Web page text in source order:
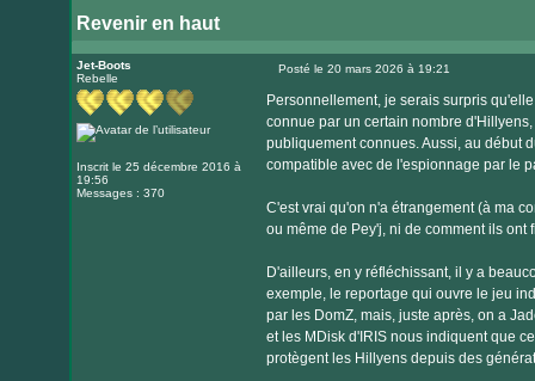
Revenir en haut
Jet-Boots
Rebelle
Inscrit le 25 décembre 2016 à
19:56
Messages : 370
Posté le 20 mars 2026 à 19:21
Personnellement, je serais surpris
connue par un certain nombre
publiquement connues. Aussi, au début
compatible avec de l'espionnage par le
C'est vrai qu'on n'a étrangement (à ma
ou même de Pey'j, ni de comment ils ont
D'ailleurs, en y réfléchissant, il y a
exemple, le reportage qui ouvre le jeu
par les DomZ, mais, juste après, on a
et les MDisk d'IRIS nous indiquent que
protègent les Hillyens depuis des